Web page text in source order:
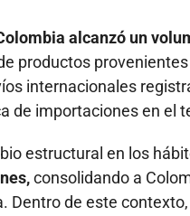
alcanzó un
productos
internacionales
de importaciones en el
estructural en los
consolidando a
de este